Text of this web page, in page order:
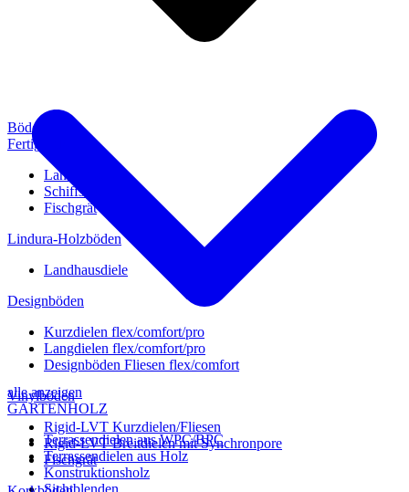
alle anzeigen
GARTENHOLZ
Terrassendielen aus WPC/BPC
Terrassendielen aus Holz
Konstruktionsholz
Sichtblenden
Böden
Fertigparkett
Landhausdiele
Schiffsboden
Fischgrät
Lindura-Holzböden
Landhausdiele
Designböden
Kurzdielen flex/comfort/pro
Langdielen flex/comfort/pro
Designböden Fliesen flex/comfort
Vinylböden
Rigid-LVT Kurzdielen/Fliesen
Rigid-LVT Breitdielen mit Synchronpore
Fischgrät